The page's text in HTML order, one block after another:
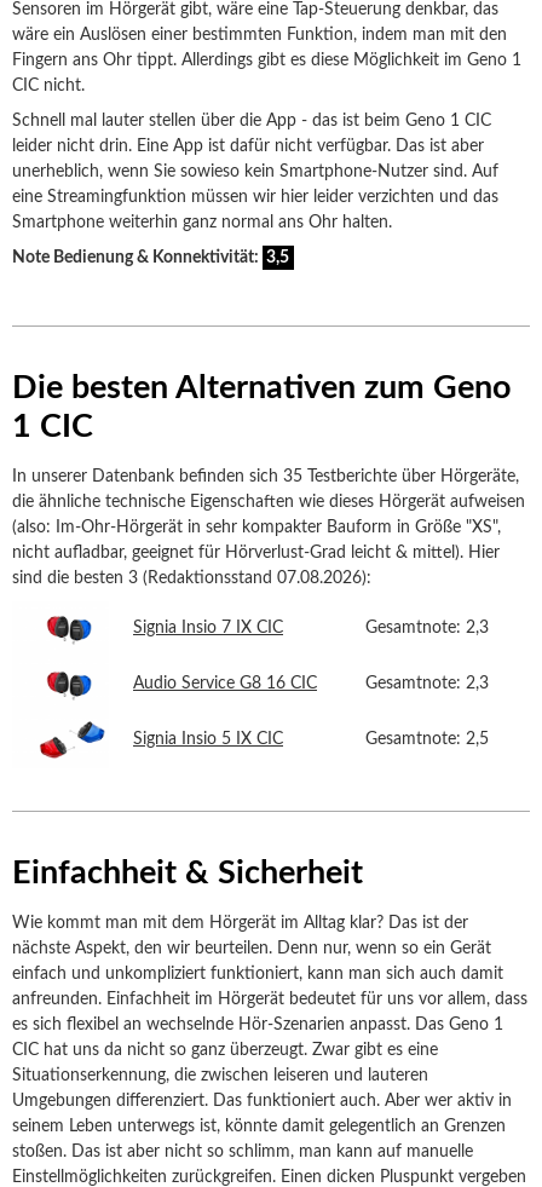
Sensoren im Hörgerät gibt, wäre eine Tap-Steuerung denkbar, das
wäre ein Auslösen einer bestimmten Funktion, indem man mit den
Fingern ans Ohr tippt. Allerdings gibt es diese Möglichkeit im Geno 1
CIC nicht.
Schnell mal lauter stellen über die App - das ist beim Geno 1 CIC
leider nicht drin. Eine App ist dafür nicht verfügbar. Das ist aber
unerheblich, wenn Sie sowieso kein Smartphone-Nutzer sind. Auf
eine Streamingfunktion müssen wir hier leider verzichten und das
Smartphone weiterhin ganz normal ans Ohr halten.
Note Bedienung & Konnektivität: 3,5
Die besten Alternativen zum Geno
1 CIC
In unserer Datenbank befinden sich 35 Testberichte über Hörgeräte,
die ähnliche technische Eigenschaften wie dieses Hörgerät aufweisen
(also: Im-Ohr-Hörgerät in sehr kompakter Bauform in Größe "XS",
nicht aufladbar, geeignet für Hörverlust-Grad leicht & mittel). Hier
sind die besten 3 (Redaktionsstand 07.08.2026):
Signia Insio 7 IX CIC Gesamtnote: 2,3
Audio Service G8 16 CIC Gesamtnote: 2,3
Signia Insio 5 IX CIC Gesamtnote: 2,5
Einfachheit & Sicherheit
Wie kommt man mit dem Hörgerät im Alltag klar? Das ist der
nächste Aspekt, den wir beurteilen. Denn nur, wenn so ein Gerät
einfach und unkompliziert funktioniert, kann man sich auch damit
anfreunden. Einfachheit im Hörgerät bedeutet für uns vor allem, dass
es sich flexibel an wechselnde Hör-Szenarien anpasst. Das Geno 1
CIC hat uns da nicht so ganz überzeugt. Zwar gibt es eine
Situationserkennung, die zwischen leiseren und lauteren
Umgebungen differenziert. Das funktioniert auch. Aber wer aktiv in
seinem Leben unterwegs ist, könnte damit gelegentlich an Grenzen
stoßen. Das ist aber nicht so schlimm, man kann auf manuelle
Einstellmöglichkeiten zurückgreifen. Einen dicken Pluspunkt vergeben